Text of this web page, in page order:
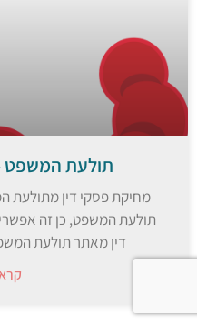
תולעת המשפט
מחיקת פסקי דין מתולעת
תולעת המשפט, כן זה
דין מאתר תולעת